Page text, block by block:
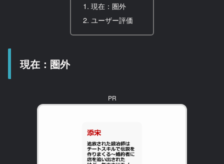
現在：圏外
ユーザー評価
現在：圏外
PR